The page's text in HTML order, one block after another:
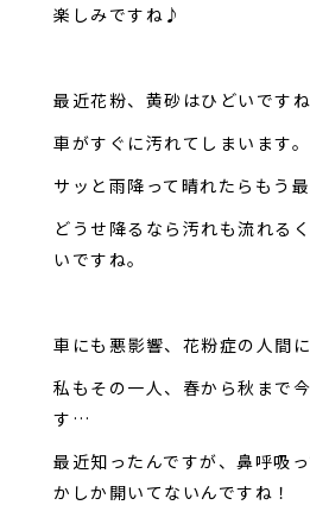
楽しみですね♪
最近花粉、黄砂はひどいです
車がすぐに汚れてしまいます。
サッと雨降って晴れたらもう最
どうせ降るなら汚れも流れる
いですね。
車にも悪影響、花粉症の人間に
私もその一人、春から秋まで
す…
最近知ったんですが、鼻呼吸
かしか開いてないんですね！